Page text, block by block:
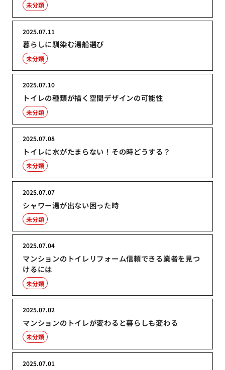
未分類
暮らしに馴染む湯船選び
2025.07.11
未分類
トイレの種類が描く空間デザインの可能性
2025.07.10
未分類
トイレに水がたまらない！その時どうする？
2025.07.08
未分類
シャワー湯が出ない困った時
2025.07.07
未分類
マンションのトイレリフォーム信頼できる業者を見つ
けるには
2025.07.04
未分類
マンションのトイレが変わると暮らしも変わる
2025.07.02
未分類
2025.07.01